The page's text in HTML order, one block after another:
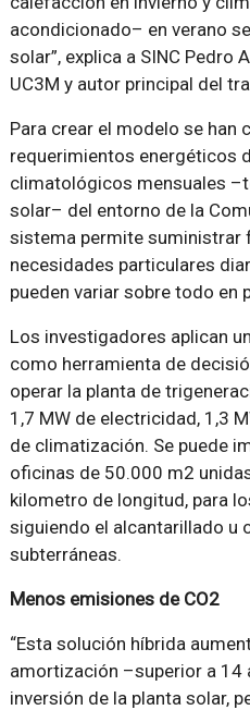
acondicionado– en verano
solar”, explica a SINC Pedro
UC3M y autor principal del
Para crear el modelo se han
requerimientos energéticos
climatológicos mensuales
solar– del entorno de la
sistema permite suministrar
necesidades particulares
pueden variar sobre todo en
Los investigadores aplican
como herramienta de
operar la planta de
1,7 MW de electricidad, 1,3
de climatización. Se puede
oficinas de 50.000 m2
kilometro de longitud, para
siguiendo el alcantarillado u
subterráneas.
Menos emisiones de CO2
“Esta solución híbrida
amortización –superior a 14
inversión de la planta solar,